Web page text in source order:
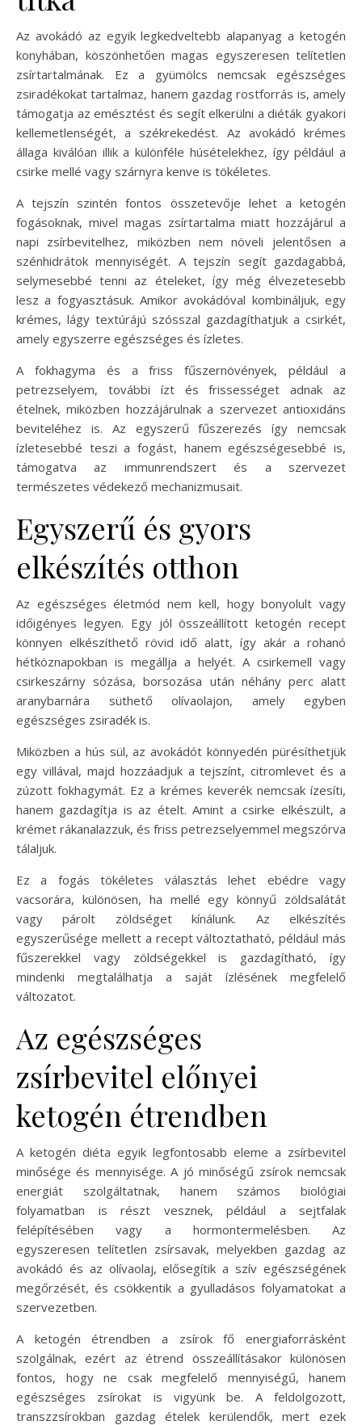
Az avokádó az egyik legkedveltebb alapanyag a ketogén
konyhában, köszönhetően magas egyszeresen telítetlen
zsírtartalmának. Ez a gyümölcs nemcsak egészséges
zsiradékokat tartalmaz, hanem gazdag rostforrás is, amely
támogatja az emésztést és segít elkerülni a diéták gyakori
kellemetlenségét, a székrekedést. Az avokádó krémes
állaga kiválóan illik a különféle húsételekhez, így például a
csirke mellé vagy szárnyra kenve is tökéletes.
A tejszín szintén fontos összetevője lehet a ketogén
fogásoknak, mivel magas zsírtartalma miatt hozzájárul a
napi zsírbevitelhez, miközben nem növeli jelentősen a
szénhidrátok mennyiségét. A tejszín segít gazdagabbá,
selymesebbé tenni az ételeket, így még élvezetesebb
lesz a fogyasztásuk. Amikor avokádóval kombináljuk, egy
krémes, lágy textúrájú szósszal gazdagíthatjuk a csirkét,
amely egyszerre egészséges és ízletes.
A fokhagyma és a friss fűszernövények, például a
petrezselyem, további ízt és frissességet adnak az
ételnek, miközben hozzájárulnak a szervezet antioxidáns
beviteléhez is. Az egyszerű fűszerezés így nemcsak
ízletesebbé teszi a fogást, hanem egészségesebbé is,
támogatva az immunrendszert és a szervezet
természetes védekező mechanizmusait.
Egyszerű és gyors
elkészítés otthon
Az egészséges életmód nem kell, hogy bonyolult vagy
időigényes legyen. Egy jól összeállított ketogén recept
könnyen elkészíthető rövid idő alatt, így akár a rohanó
hétköznapokban is megállja a helyét. A csirkemell vagy
csirkeszárny sózása, borsozása után néhány perc alatt
aranybarnára süthető olívaolajon, amely egyben
egészséges zsiradék is.
Miközben a hús sül, az avokádót könnyedén pürésíthetjük
egy villával, majd hozzáadjuk a tejszínt, citromlevet és a
zúzott fokhagymát. Ez a krémes keverék nemcsak ízesíti,
hanem gazdagítja is az ételt. Amint a csirke elkészült, a
krémet rákanalazzuk, és friss petrezselyemmel megszórva
tálaljuk.
Ez a fogás tökéletes választás lehet ebédre vagy
vacsorára, különösen, ha mellé egy könnyű zöldsalátát
vagy párolt zöldséget kínálunk. Az elkészítés
egyszerűsége mellett a recept változtatható, például más
fűszerekkel vagy zöldségekkel is gazdagítható, így
mindenki megtalálhatja a saját ízlésének megfelelő
változatot.
Az egészséges
zsírbevitel előnyei
ketogén étrendben
A ketogén diéta egyik legfontosabb eleme a zsírbevitel
minősége és mennyisége. A jó minőségű zsírok nemcsak
energiát szolgáltatnak, hanem számos biológiai
folyamatban is részt vesznek, például a sejtfalak
felépítésében vagy a hormontermelésben. Az
egyszeresen telítetlen zsírsavak, melyekben gazdag az
avokádó és az olívaolaj, elősegítik a szív egészségének
megőrzését, és csökkentik a gyulladásos folyamatokat a
szervezetben.
A ketogén étrendben a zsírok fő energiaforrásként
szolgálnak, ezért az étrend összeállításakor különösen
fontos, hogy ne csak megfelelő mennyiségű, hanem
egészséges zsírokat is vigyünk be. A feldolgozott,
transzzsírokban gazdag ételek kerülendők, mert ezek